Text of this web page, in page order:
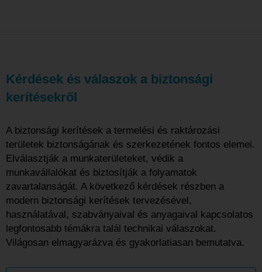
Kérdések és válaszok a biztonsági
kerítésekről
A biztonsági kerítések a termelési és raktározási
területek biztonságának és szerkezetének fontos elemei.
Elválasztják a munkaterületeket, védik a
munkavállalókat és biztosítják a folyamatok
zavartalanságát. A következő kérdések részben a
modern biztonsági kerítések tervezésével,
használatával, szabványaival és anyagaival kapcsolatos
legfontosabb témákra talál technikai válaszokat.
Világosan elmagyarázva és gyakorlatiasan bemutatva.